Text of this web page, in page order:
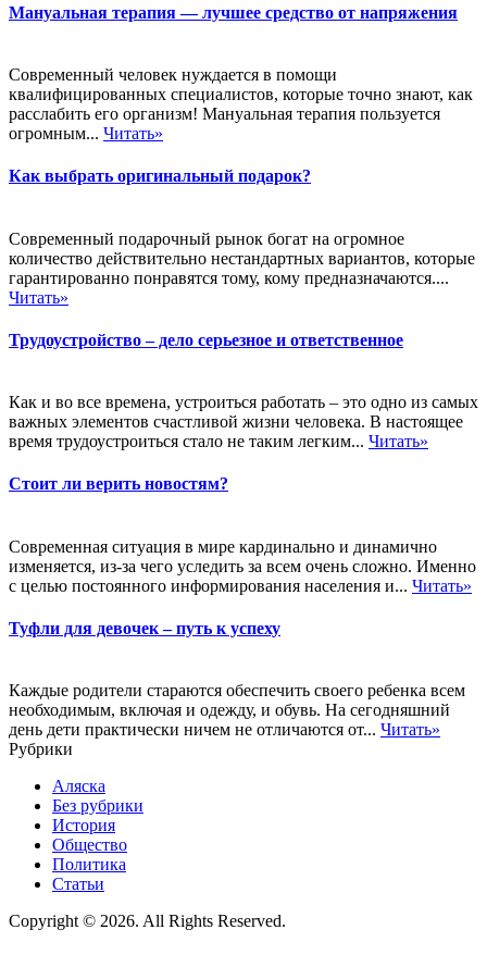
Мануальная терапия — лучшее средство от напряжения
Современный человек нуждается в помощи
квалифицированных специалистов, которые точно знают, как
расслабить его организм! Мануальная терапия пользуется
огромным... Читать»
Как выбрать оригинальный подарок?
Современный подарочный рынок богат на огромное
количество действительно нестандартных вариантов, которые
гарантированно понравятся тому, кому предназначаются....
Читать»
Трудоустройство – дело серьезное и ответственное
Как и во все времена, устроиться работать – это одно из самых
важных элементов счастливой жизни человека. В настоящее
время трудоустроиться стало не таким легким... Читать»
Стоит ли верить новостям?
Современная ситуация в мире кардинально и динамично
изменяется, из-за чего уследить за всем очень сложно. Именно
с целью постоянного информирования населения и... Читать»
Туфли для девочек – путь к успеху
Каждые родители стараются обеспечить своего ребенка всем
необходимым, включая и одежду, и обувь. На сегодняшний
день дети практически ничем не отличаются от... Читать»
Рубрики
Аляска
Без рубрики
История
Общество
Политика
Статьи
Copyright © 2026. All Rights Reserved.